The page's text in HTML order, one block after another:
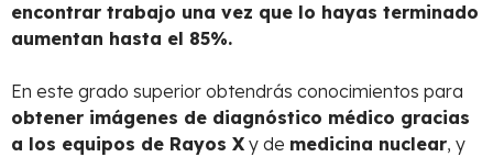
encontrar trabajo una vez que lo hayas terminado
aumentan hasta el 85%.
En este grado superior obtendrás conocimientos para
obtener imágenes de diagnóstico médico gracias
a los equipos de Rayos X y de medicina nuclear, y